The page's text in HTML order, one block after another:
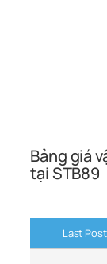
Bảng giá
tại STB89
Last Post